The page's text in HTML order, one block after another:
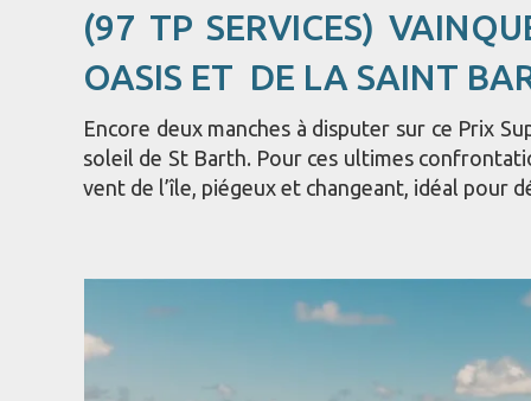
(97 TP SERVICES)
OASIS ET DE LA SAINT
Encore deux manches à disputer sur ce Prix
soleil de St Barth. Pour ces ultimes
vent de l’île, piégeux et changeant, idéal pour